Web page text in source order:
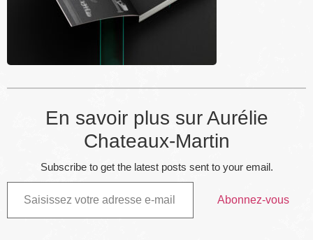
En savoir plus sur Aurélie
Chateaux-Martin
Subscribe to get the latest posts sent to your email.
Abonnez-vous